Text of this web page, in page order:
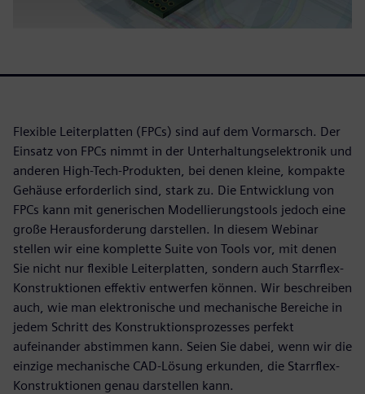
Flexible Leiterplatten (FPCs) sind auf dem Vormarsch. Der
Einsatz von FPCs nimmt in der Unterhaltungselektronik und
anderen High-Tech-Produkten, bei denen kleine, kompakte
Gehäuse erforderlich sind, stark zu. Die Entwicklung von
FPCs kann mit generischen Modellierungstools jedoch eine
große Herausforderung darstellen. In diesem Webinar
stellen wir eine komplette Suite von Tools vor, mit denen
Sie nicht nur flexible Leiterplatten, sondern auch Starrflex-
Konstruktionen effektiv entwerfen können. Wir beschreiben
auch, wie man elektronische und mechanische Bereiche in
jedem Schritt des Konstruktionsprozesses perfekt
aufeinander abstimmen kann. Seien Sie dabei, wenn wir die
einzige mechanische CAD-Lösung erkunden, die Starrflex-
Konstruktionen genau darstellen kann.